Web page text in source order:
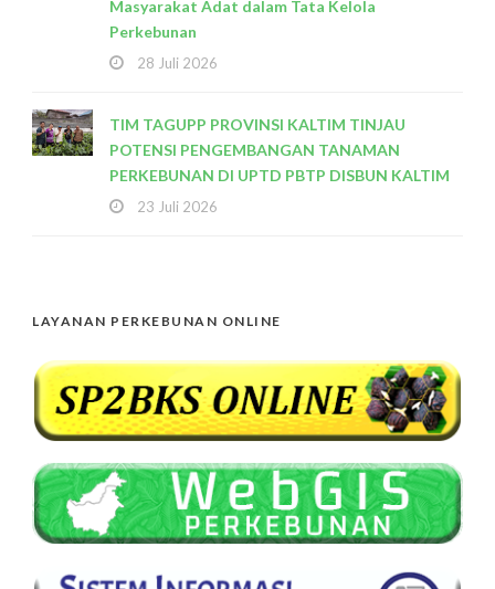
Masyarakat Adat dalam Tata Kelola
Perkebunan
28 Juli 2026
TIM TAGUPP PROVINSI KALTIM TINJAU
POTENSI PENGEMBANGAN TANAMAN
PERKEBUNAN DI UPTD PBTP DISBUN KALTIM
23 Juli 2026
LAYANAN PERKEBUNAN ONLINE